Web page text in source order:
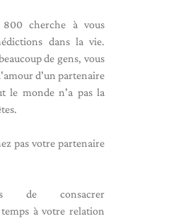
cherche à vous
dans la vie.
de gens, vous
d'un partenaire
le monde n'a pas la
pas votre partenaire
de consacrer
à votre relation